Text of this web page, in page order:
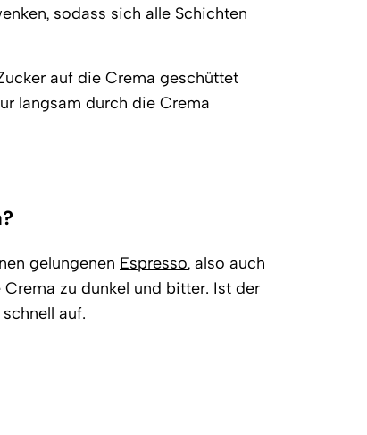
sodass sich alle Schichten
auf die Crema geschüttet
langsam durch die Crema
gelungenen Espresso, also auch
zu dunkel und bitter. Ist der
auf.